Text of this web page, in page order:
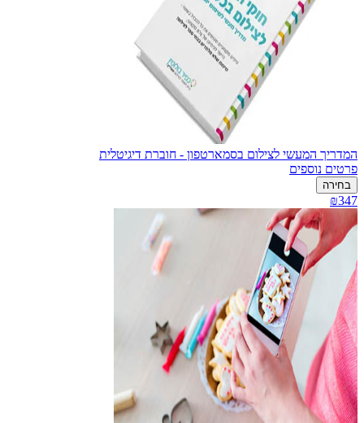
המדריך המעשי לצילום בסמארטפון - חוברת דיגיטלית
פרטים נוספים
בחירה
₪347